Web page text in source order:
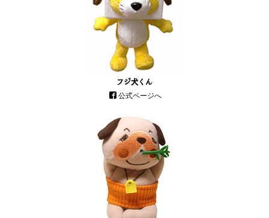
フジ犬くん
公式ページへ